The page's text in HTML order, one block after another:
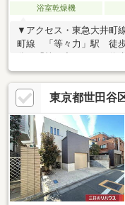
浴室乾燥機
▼アクセス・東急大井
町線 「等々力」駅 徒歩
ーパー、コンビニ、商店
な住環境・２０１８年築
ルコニー付・全居室二面
ン・窓付き浴室・浴室換
分）
東京都世田谷